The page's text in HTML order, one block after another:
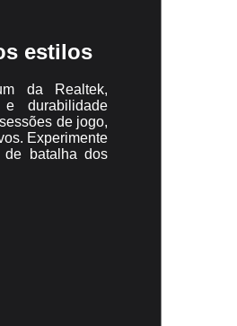
estilos
da Realtek,
e durabilidade
de jogo,
Experimente
de batalha dos